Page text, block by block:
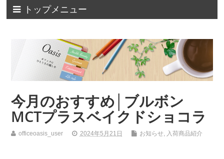
トップメニュー
今月のおすすめ│ブルボン
MCTプラスベイクドショコラ
officeoasis_user 2024年5月21日 お知らせ, 入荷商品紹介